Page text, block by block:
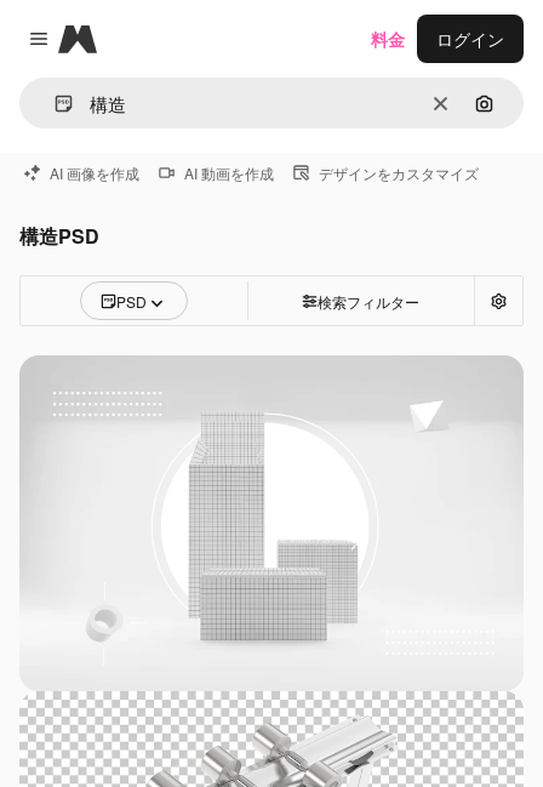
Close menu
Magnific
消去 画像で
料金 ログイン
AI 画像を作成 AI 動画を作成 デザインをカスタマイズ
構造PSD
PSD 検索フィルター